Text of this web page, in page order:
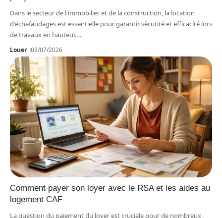
Dans le secteur de l'immobilier et de la construction, la location
d'échafaudages est essentielle pour garantir sécurité et efficacité lors
de travaux en hauteur.…
Louer 03/07/2026
Comment payer son loyer avec le RSA et les aides au
logement CAF
La question du paiement du loyer est cruciale pour de nombreux